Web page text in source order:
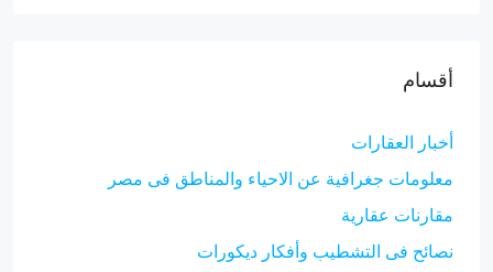
أقسام
أخبار العقارات
معلومات جغرافية عن الاحياء والمناطق فى مصر
مقارنات عقارية
نصائح فى التشطيب وأفكار ديكورات